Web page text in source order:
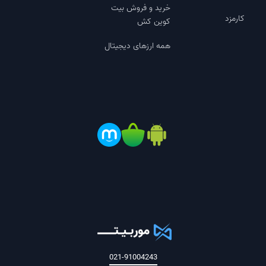
نود بودن از امنیت بالایی برخوردار است.
حداقل 1 ارز YGG بر روی شبکه بایننس اسمارت چین و
پاسخ به سوالات متداول در رابطه با خرید ارز
کارمزد
خرید و فروش بیت
کوین کش
همه ارزهای دیجیتال
021-91004243